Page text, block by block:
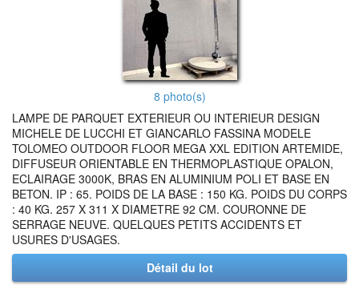
8 photo(s)
LAMPE DE PARQUET EXTERIEUR OU INTERIEUR DESIGN
MICHELE DE LUCCHI ET GIANCARLO FASSINA MODELE
TOLOMEO OUTDOOR FLOOR MEGA XXL EDITION ARTEMIDE,
DIFFUSEUR ORIENTABLE EN THERMOPLASTIQUE OPALON,
ECLAIRAGE 3000K, BRAS EN ALUMINIUM POLI ET BASE EN
BETON. IP : 65. POIDS DE LA BASE : 150 KG. POIDS DU CORPS
: 40 KG. 257 X 311 X DIAMETRE 92 CM. COURONNE DE
SERRAGE NEUVE. QUELQUES PETITS ACCIDENTS ET
USURES D'USAGES.
Détail du lot